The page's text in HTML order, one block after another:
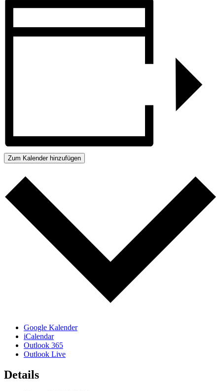
Zum Kalender hinzufügen
Google Kalender
iCalendar
Outlook 365
Outlook Live
Details